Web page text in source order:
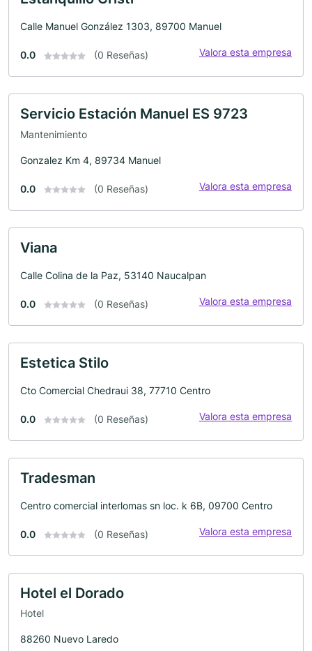
Calle Manuel González 1303, 89700 Manuel
0.0 (0 Reseñas) Valora esta empresa
Servicio Estación Manuel ES 9723
Mantenimiento
Gonzalez Km 4, 89734 Manuel
0.0 (0 Reseñas) Valora esta empresa
Viana
Calle Colina de la Paz, 53140 Naucalpan
0.0 (0 Reseñas) Valora esta empresa
Estetica Stilo
Cto Comercial Chedraui 38, 77710 Centro
0.0 (0 Reseñas) Valora esta empresa
Tradesman
Centro comercial interlomas sn loc. k 6B, 09700 Centro
0.0 (0 Reseñas) Valora esta empresa
Hotel el Dorado
Hotel
88260 Nuevo Laredo